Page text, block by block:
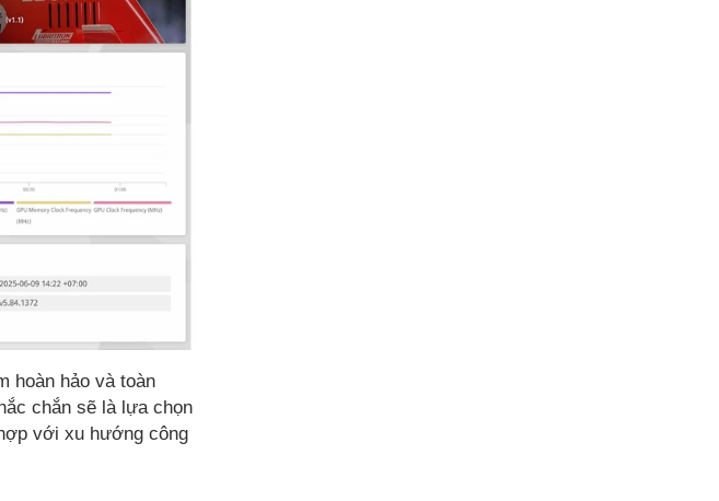
hoàn hảo và toàn
chắn sẽ là lựa chọn
với xu hướng công